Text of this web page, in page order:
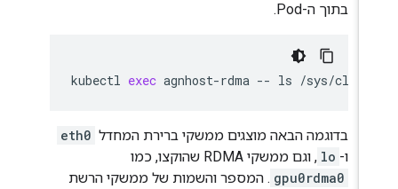
בתוך ה-Pod.
kubectl exec agnhost-rdma -- ls
בדוגמה הבאה מוצגים ממשקי ברירת המחדל eth0
lo , וגם ממשקי RDMA שהוקצו, כמו
gpu0rdma0 . המספר והשמות של ממשקי הרשת